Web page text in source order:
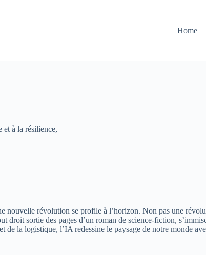
Home
à la résilience,
nouvelle révolution se profile à l’horizon. Non pas une
sortie des pages d’un roman de science-fiction,
de la logistique, l’IA redessine le paysage de notre monde